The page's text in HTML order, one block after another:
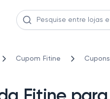
Cupom Fitine Cupons